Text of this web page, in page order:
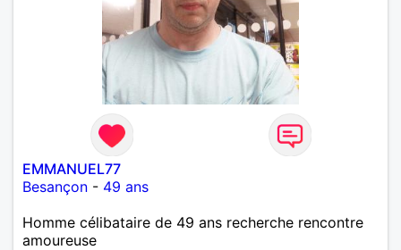
EMMANUEL77
Besançon - 49 ans
Homme célibataire de 49 ans recherche rencontre
amoureuse